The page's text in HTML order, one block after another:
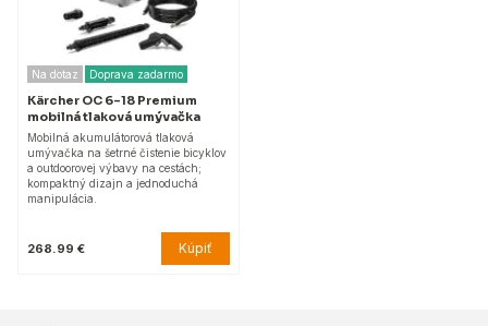
Na dotaz Doprava zadarmo
Kärcher OC 6-18 Premium
mobilná tlaková umývačka
Mobilná akumulátorová tlaková
umývačka na šetrné čistenie bicyklov
a outdoorovej výbavy na cestách;
kompaktný dizajn a jednoduchá
manipulácia.
268.99 € Kúpiť